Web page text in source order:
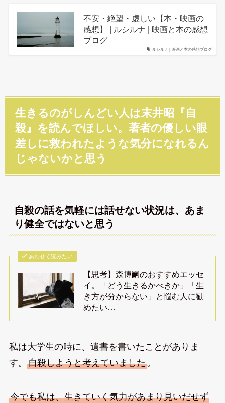
ルシルナ | 映画と本の感想ブログ
不安・絶望・虚しい【本・映画の
感想】 | ルシルナ | 映画と本の感想
ブログ
生きるのがしんどい人は末井昭『自
殺』を読んでほしい。著者の優しい眼
差しに救われたような気分になれるん
じゃないかと思う
自殺の話を気軽には話せない状況は、あま
り健全ではないと思う
あわせて読みたい
【思考】森博嗣のおすすめエッセ
イ。「どう生きるかべきか」「生
き方が分からない」と悩む人に勧
めたい…
私は大学生の時に、遺書を書いたことがありま
す。 自殺しようと考えていました。
今でも私は、生きていく気力があまり見いだせず